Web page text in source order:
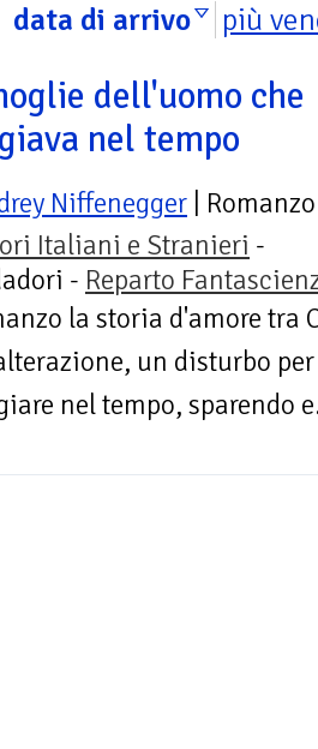
data di arrivo più
dell'uomo che
nel tempo
Niffenegger | Romanzo
Italiani e Stranieri -
- Reparto
la storia d'amore tra
un disturbo
nel tempo, sparendo